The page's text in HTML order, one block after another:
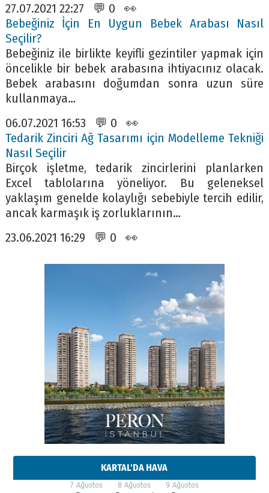
27.07.2021 22:27 💬 0 👀
Bebeğiniz İçin En Uygun Bebek Arabası Nasıl
Seçilir?
Bebeğiniz ile birlikte keyifli gezintiler yapmak için
öncelikle bir bebek arabasına ihtiyacınız olacak.
Bebek arabasını doğumdan sonra uzun süre
kullanmaya…
06.07.2021 16:53 💬 0 👀
Tedarik Zinciri Ağ Tasarımı için Modelleme Tekniği
Nasıl Seçilir
Birçok işletme, tedarik zincirlerini planlarken
Excel tablolarına yöneliyor. Bu geleneksel
yaklaşım genelde kolaylığı sebebiyle tercih edilir,
ancak karmaşık iş zorluklarının…
23.06.2021 16:29 💬 0 👀
KARTAL'DA HAVA